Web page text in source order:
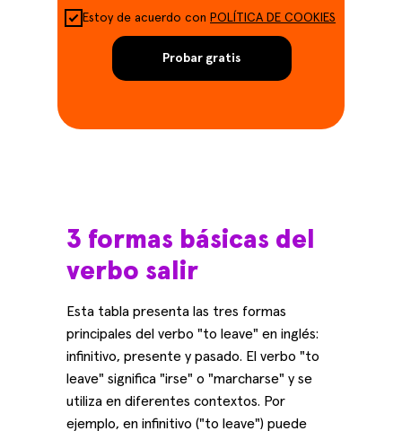
Estoy de acuerdo con POLÍTICA DE COOKIES
Probar gratis
Esta tabla presenta las tres formas
principales del verbo "to leave" en inglés:
infinitivo, presente y pasado. El verbo "to
leave" significa "irse" o "marcharse" y se
utiliza en diferentes contextos. Por
ejemplo, en infinitivo ("to leave") puede
3 formas básicas del
verbo salir